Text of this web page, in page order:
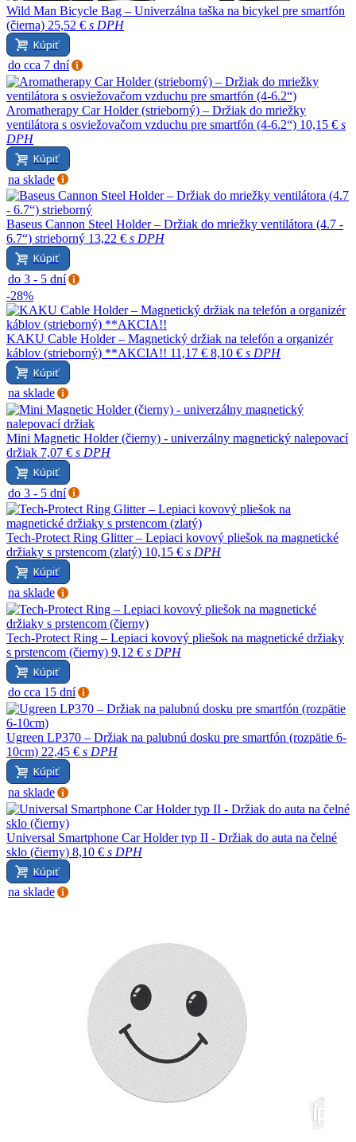
Wild Man Bicycle Bag – Univerzálna taška na bicykel pre smartfón
(čierna) 25,52 € s DPH
Kúpiť
do cca 7 dní
Aromatherapy Car Holder (strieborný) – Držiak do mriežky
ventilátora s osviežovačom vzduchu pre smartfón (4-6.2“) 10,15 € s
DPH
Kúpiť
na sklade
Baseus Cannon Steel Holder – Držiak do mriežky ventilátora (4.7 -
6.7“) strieborný 13,22 € s DPH
Kúpiť
do 3 - 5 dní
-28%
KAKU Cable Holder – Magnetický držiak na telefón a organizér
káblov (strieborný) **AKCIA!! 11,17 € 8,10 € s DPH
Kúpiť
na sklade
Mini Magnetic Holder (čierny) - univerzálny magnetický nalepovací
držiak 7,07 € s DPH
Kúpiť
do 3 - 5 dní
Tech-Protect Ring Glitter – Lepiaci kovový pliešok na magnetické
držiaky s prstencom (zlatý) 10,15 € s DPH
Kúpiť
na sklade
Tech-Protect Ring – Lepiaci kovový pliešok na magnetické držiaky
s prstencom (čierny) 9,12 € s DPH
Kúpiť
do cca 15 dní
Ugreen LP370 – Držiak na palubnú dosku pre smartfón (rozpätie 6-
10cm) 22,45 € s DPH
Kúpiť
na sklade
Universal Smartphone Car Holder typ II - Držiak do auta na čelné
sklo (čierny) 8,10 € s DPH
Kúpiť
na sklade